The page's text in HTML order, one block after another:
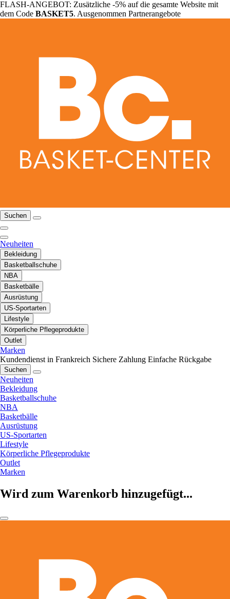
FLASH-ANGEBOT: Zusätzliche -5% auf die gesamte Website mit
dem Code BASKET5. Ausgenommen Partnerangebote
Suchen
Neuheiten
Bekleidung
Basketballschuhe
NBA
Basketbälle
Ausrüstung
US-Sportarten
Lifestyle
Körperliche Pflegeprodukte
Outlet
Marken
Kundendienst in Frankreich Sichere Zahlung Einfache Rückgabe
Suchen
Neuheiten
Bekleidung
Basketballschuhe
NBA
Basketbälle
Ausrüstung
US-Sportarten
Lifestyle
Körperliche Pflegeprodukte
Outlet
Marken
Wird zum Warenkorb hinzugefügt...